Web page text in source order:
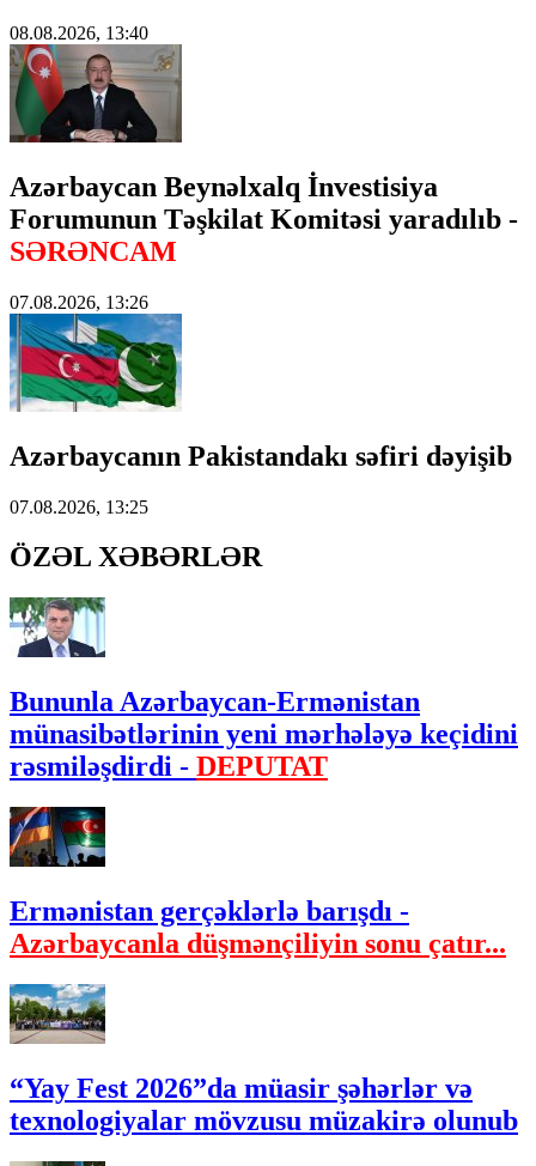
08.08.2026, 13:40
Azərbaycan Beynəlxalq İnvestisiya
Forumunun Təşkilat Komitəsi yaradılıb -
SƏRƏNCAM
07.08.2026, 13:26
Azərbaycanın Pakistandakı səfiri dəyişib
07.08.2026, 13:25
ÖZƏL XƏBƏRLƏR
Bununla Azərbaycan-Ermənistan
münasibətlərinin yeni mərhələyə keçidini
rəsmiləşdirdi - DEPUTAT
Ermənistan gerçəklərlə barışdı -
Azərbaycanla düşmənçiliyin sonu çatır...
“Yay Fest 2026”da müasir şəhərlər və
texnologiyalar mövzusu müzakirə olunub